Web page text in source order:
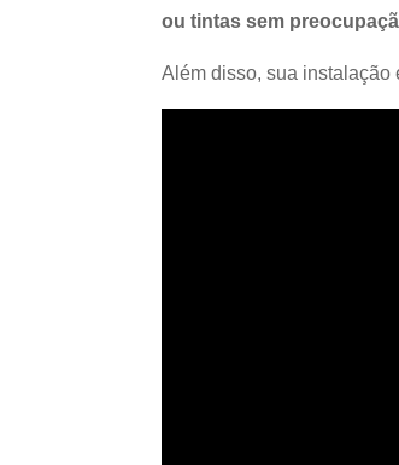
ou tintas sem
Além disso, sua instalação